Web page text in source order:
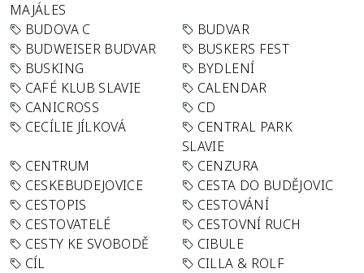
MAJÁLES
BUDOVA C
BUDVAR
BUDWEISER BUDVAR
BUSKERS FEST
BUSKING
BYDLENÍ
CAFÉ KLUB SLAVIE
CALENDAR
CANICROSS
CD
CECÍLIE JÍLKOVÁ
CENTRAL PARK
SLAVIE
CENTRUM
CENZURA
CESKEBUDEJOVICE
CESTA DO BUDĚJOVIC
CESTOPIS
CESTOVÁNÍ
CESTOVATELÉ
CESTOVNÍ RUCH
CESTY KE SVOBODĚ
CIBULE
CÍL
CILLA & ROLF